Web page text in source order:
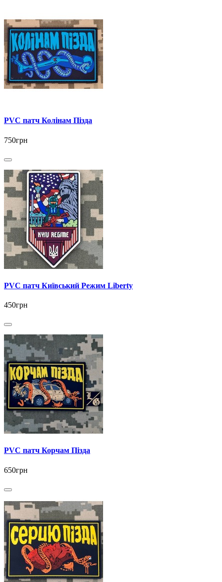
PVC патч Колінам Пізда
750грн
PVC патч Київський Режим Liberty
450грн
PVC патч Корчам Пізда
650грн